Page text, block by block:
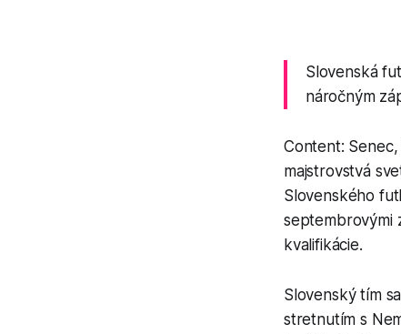
Slovenská
náročným
Content:
majstrovstvá
Slovenského
septembrovými
kvalifikácie.
Slovenský tím
stretnutím s